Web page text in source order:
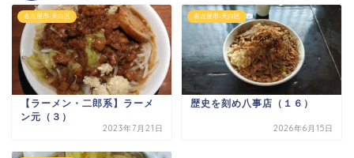
名古屋市-天白区
【ラーメン・二郎系】ラーメ
ン元（３）
2023年7月21日
名古屋市-天白区
歴史を刻め八事店（１６）
2026年6月15日